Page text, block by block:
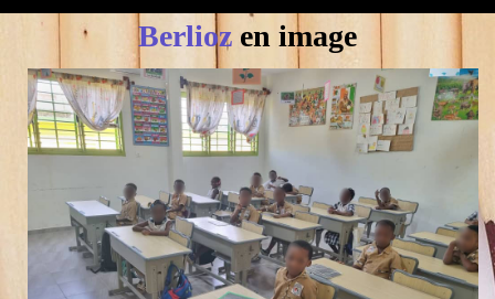
Berlioz en image